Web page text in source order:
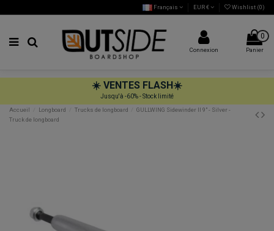
Français EUR € Wishlist (0)
Connexion
0
Panier
☀️ VENTES FLASH☀️
Jusqu'à -60% - Stock limité
Accueil
Longboard Trucks de longboard
GULLWING Sidewinder II 9" - Silver -
Truck de longboard